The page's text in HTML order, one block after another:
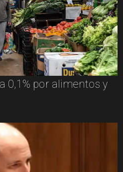
0,1% por alimentos y